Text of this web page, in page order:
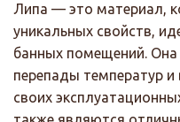
Липа — это материал,
уникальных свойств,
банных помещений. Она
перепады температур
своих